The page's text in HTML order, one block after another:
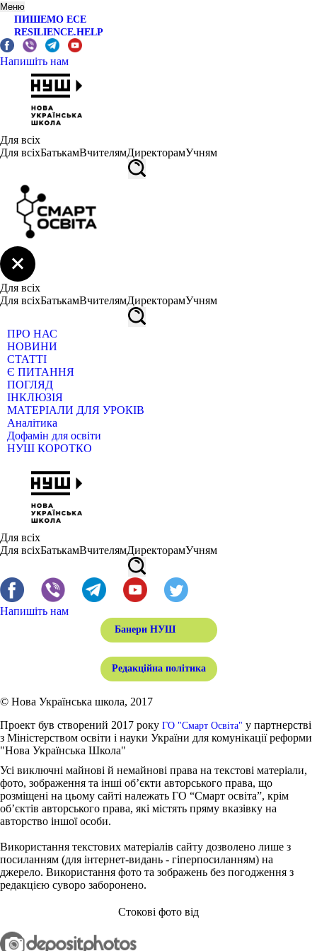
Меню
ПИШЕМО ЕСЕ
RESILIENCE.HELP
Напишіть нам
Для всіх
Для всіхБатькамВчителямДиректорамУчням
Для всіх
Для всіхБатькамВчителямДиректорамУчням
ПРО НАС
НОВИНИ
СТАТТІ
Є ПИТАННЯ
ПОГЛЯД
ІНКЛЮЗІЯ
МАТЕРІАЛИ ДЛЯ УРОКІВ
Аналітика
Дофамін для освіти
НУШ КОРОТКО
Для всіх
Для всіхБатькамВчителямДиректорамУчням
Напишіть нам
Банери НУШ
Редакційна політика
© Нова Українська школа, 2017
Проект був створений 2017 року ГО "Смарт Освіта" у партнерстві
з Міністерством освіти і науки України для комунікації реформи
"Нова Українська Школа"
Усі виключні майнові й немайнові права на текстові матеріали,
фото, зображення та інші об’єкти авторського права, що
розміщені на цьому сайті належать ГО “Смарт освіта”, крім
об’єктів авторського права, які містять пряму вказівку на
авторство іншої особи.
Використання текстових матеріалів сайту дозволено лише з
посиланням (для інтернет-видань - гіперпосиланням) на
джерело. Використання фото та зображень без погодження з
редакцією суворо заборонено.
Стокові фото від